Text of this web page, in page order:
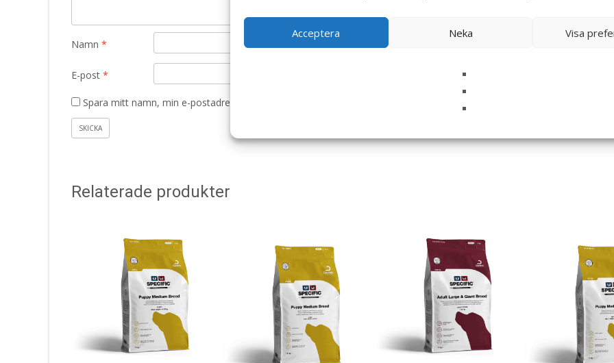
Acceptera Neka Visa
Namn *
E-post *
Spara mitt namn, min e-postadress och webbplats i denna webbläsare till nästa gång jag skriver en kommentar.
Relaterade produkter